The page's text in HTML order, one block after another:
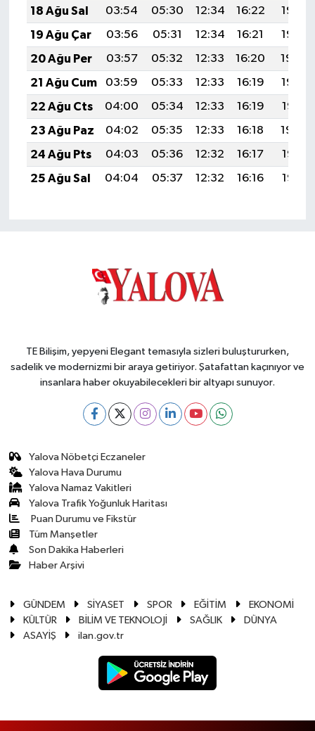
18 Ağu Sal
03:54 05:30 12:34 16:22
19:27
19 Ağu Çar
03:56 05:31 12:34 16:21
19:26
20 Ağu Per
03:57 05:32 12:33 16:20
19:24
21 Ağu Cum
03:59 05:33 12:33 16:19
19:23
22 Ağu Cts
04:00 05:34 12:33 16:19
19:21
23 Ağu Paz
04:02 05:35 12:33 16:18
19:20
24 Ağu Pts
04:03 05:36 12:32 16:17
19:18
25 Ağu Sal
04:04 05:37 12:32 16:16 19:17
TE Bilişim, yepyeni Elegant temasıyla sizleri buluştururken,
sadelik ve modernizmi bir araya getiriyor. Şatafattan kaçınıyor ve
insanlara haber okuyabilecekleri bir altyapı sunuyor.
Yalova Nöbetçi Eczaneler
Yalova Hava Durumu
Yalova Namaz Vakitleri
Yalova Trafik Yoğunluk Haritası
Puan Durumu ve Fikstür
Tüm Manşetler
Son Dakika Haberleri
Haber Arşivi
GÜNDEM SİYASET SPOR EĞİTİM
EKONOMİ
KÜLTÜR
BİLİM VE TEKNOLOJİ SAĞLIK
DÜNYA
ASAYİŞ
ilan.gov.tr